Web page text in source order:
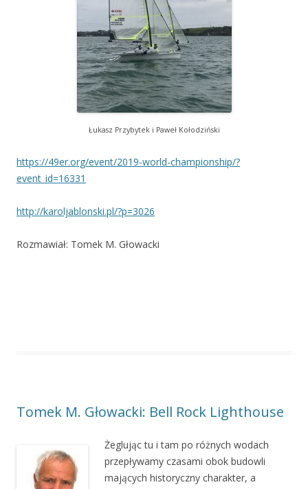
Łukasz Przybytek i Paweł Kołodziński
https://49er.org/event/2019-world-championship/?
event_id=16331
http://karoljablonski.pl/?p=3026
Rozmawiał: Tomek M. Głowacki
Tomek M. Głowacki: Bell Rock Lighthouse
Żeglując tu i tam po różnych wodach
przepływamy czasami obok budowli
mających historyczny charakter, a